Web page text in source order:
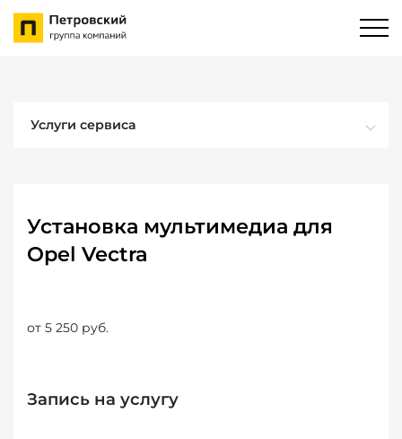
Услуги сервиса
Установка мультимедиа для
Opel Vectra
от 5 250 руб.
Запись на услугу